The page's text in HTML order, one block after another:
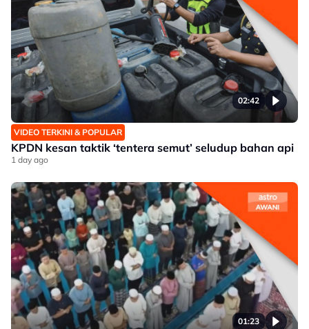
02:42
VIDEO TERKINI & POPULAR
KPDN kesan taktik ‘tentera semut’ seludup bahan api
1 day ago
01:23